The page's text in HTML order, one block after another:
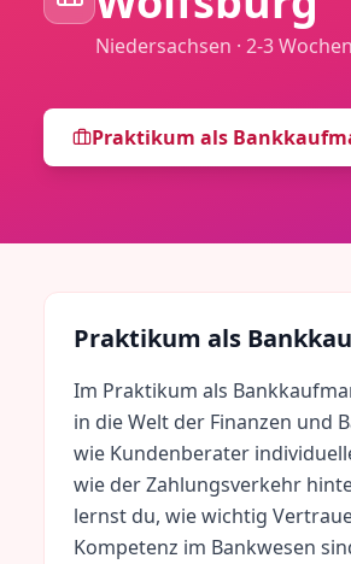
Niedersachsen ·2-3 Wochen
Praktikum als
Praktikum als
Im Praktikum als
in die Welt der Finanzen und
wie Kundenberater
wie der Zahlungsverkehr
lernst du, wie wichtig
Kompetenz im Bankwesen